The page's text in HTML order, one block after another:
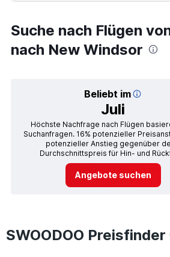
Suche nach Flügen
nach New Windsor
Beliebt im
Juli
Höchste Nachfrage nach Flügen
Suchanfragen. 16% potenzieller
potenzieller Anstieg gegenüber
Durchschnittspreis für Hin- und
Angebote suchen
SWOODOO Preisfinder